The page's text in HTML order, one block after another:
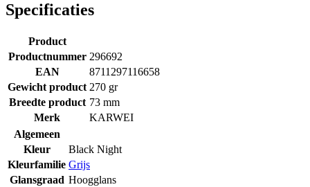
Specificaties
Product
Productnummer 296692
EAN
8711297116658
Gewicht product 270 gr
Breedte product 73 mm
Merk
KARWEI
Algemeen
Kleur
Black Night
Kleurfamilie Grijs
Glansgraad Hoogglans